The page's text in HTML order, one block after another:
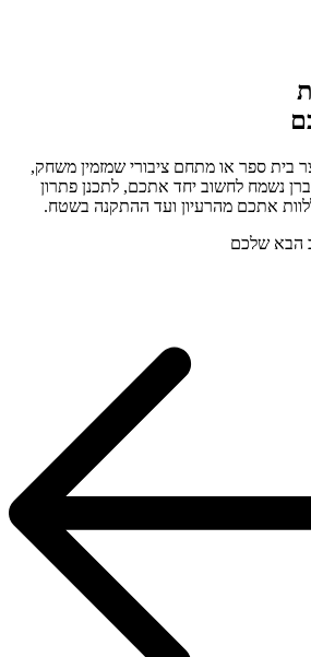
בית ספר או מתחם ציבורי שמזמין משחק,
נשמח לחשוב יחד אתכם, לתכנן פתרון
אתכם מהרעיון ועד ההתקנה בשטח.
הבא שלכם